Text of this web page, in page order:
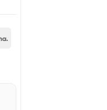
Klarna